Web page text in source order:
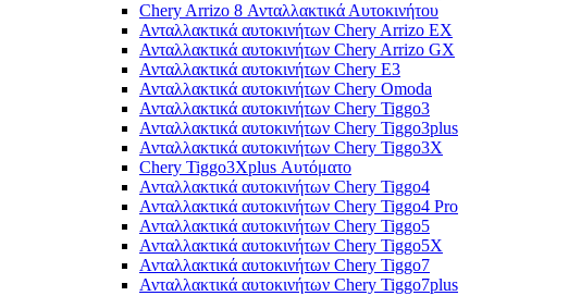
Chery Arrizo 8 Ανταλλακτικά Αυτοκινήτου
Ανταλλακτικά αυτοκινήτων Chery Arrizo EX
Ανταλλακτικά αυτοκινήτων Chery Arrizo GX
Ανταλλακτικά αυτοκινήτων Chery E3
Ανταλλακτικά αυτοκινήτων Chery Omoda
Ανταλλακτικά αυτοκινήτων Chery Tiggo3
Ανταλλακτικά αυτοκινήτων Chery Tiggo3plus
Ανταλλακτικά αυτοκινήτων Chery Tiggo3X
Chery Tiggo3Xplus Αυτόματο
Ανταλλακτικά αυτοκινήτων Chery Tiggo4
Ανταλλακτικά αυτοκινήτων Chery Tiggo4 Pro
Ανταλλακτικά αυτοκινήτων Chery Tiggo5
Ανταλλακτικά αυτοκινήτων Chery Tiggo5X
Ανταλλακτικά αυτοκινήτων Chery Tiggo7
Ανταλλακτικά αυτοκινήτων Chery Tiggo7plus